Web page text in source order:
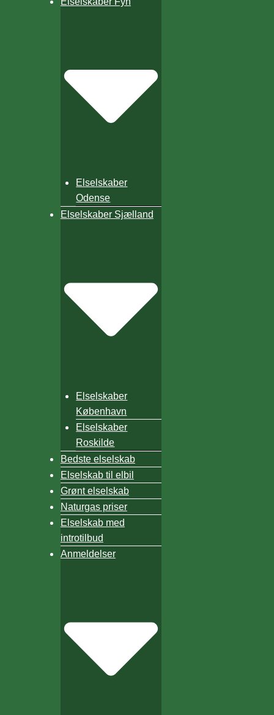
Elselskaber
Odense
Elselskaber Sjælland
Elselskaber
København
Elselskaber
Roskilde
Bedste elselskab
Elselskab til elbil
Grønt elselskab
Naturgas priser
Elselskab med
introtilbud
Anmeldelser